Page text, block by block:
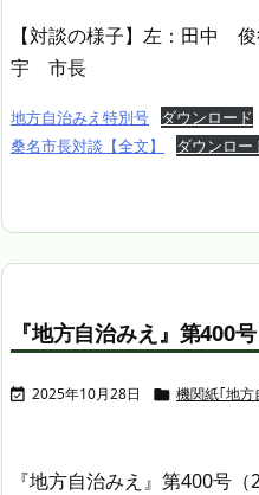
【対談の様子】左：田
宇 市長
地方自治みえ特別号
ダウンロード
桑名市長対談【全文】
ダウンロー
『地方自治みえ』第400
 2025年10月28日  機関紙｢地方
『地方自治みえ』第400号